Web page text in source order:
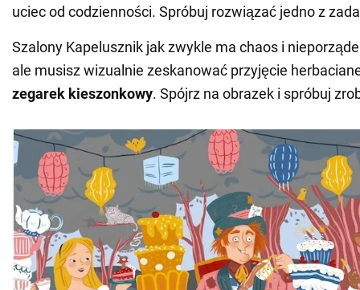
uciec od codzienności. Spróbuj rozwiązać jedno z
Szalony Kapelusznik jak zwykle ma chaos i
ale musisz wizualnie zeskanować przyjęcie
zegarek kieszonkowy. Spójrz na obrazek i spróbuj